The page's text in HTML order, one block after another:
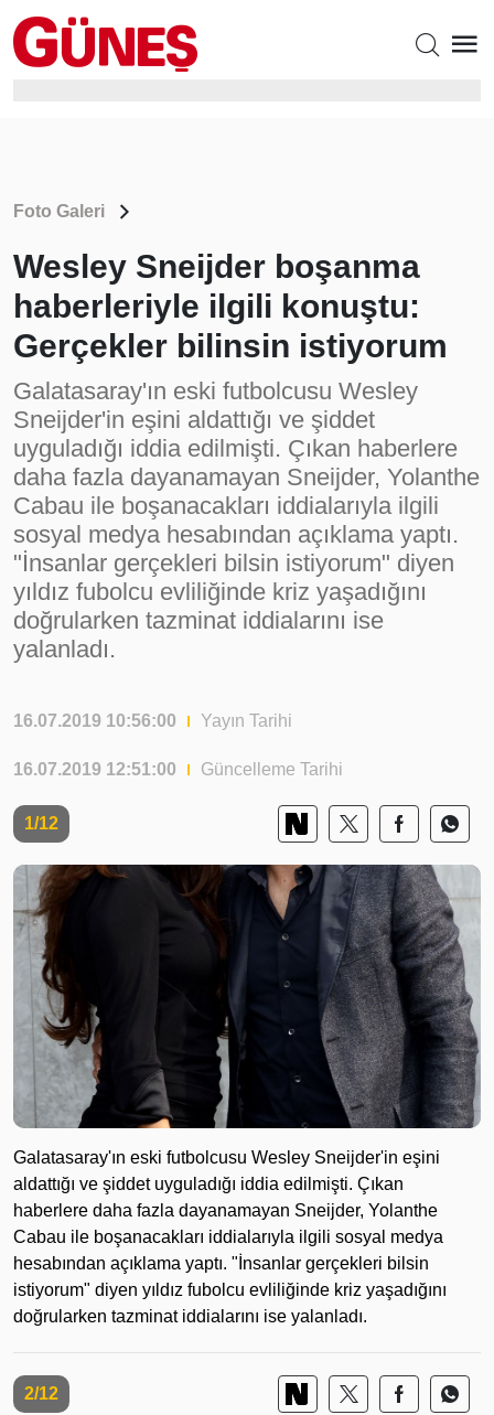
Foto Galeri
Wesley Sneijder boşanma
haberleriyle ilgili konuştu:
Gerçekler bilinsin istiyorum
Galatasaray'ın eski futbolcusu Wesley
Sneijder'in eşini aldattığı ve şiddet
uyguladığı iddia edilmişti. Çıkan haberlere
daha fazla dayanamayan Sneijder, Yolanthe
Cabau ile boşanacakları iddialarıyla ilgili
sosyal medya hesabından açıklama yaptı.
"İnsanlar gerçekleri bilsin istiyorum" diyen
yıldız fubolcu evliliğinde kriz yaşadığını
doğrularken tazminat iddialarını ise
yalanladı.
16.07.2019 10:56:00 Yayın Tarihi
16.07.2019 12:51:00 Güncelleme Tarihi
1/12
Galatasaray'ın eski futbolcusu Wesley Sneijder'in eşini
aldattığı ve şiddet uyguladığı iddia edilmişti. Çıkan
haberlere daha fazla dayanamayan Sneijder, Yolanthe
Cabau ile boşanacakları iddialarıyla ilgili sosyal medya
hesabından açıklama yaptı. "İnsanlar gerçekleri bilsin
istiyorum" diyen yıldız fubolcu evliliğinde kriz yaşadığını
doğrularken tazminat iddialarını ise yalanladı.
2/12